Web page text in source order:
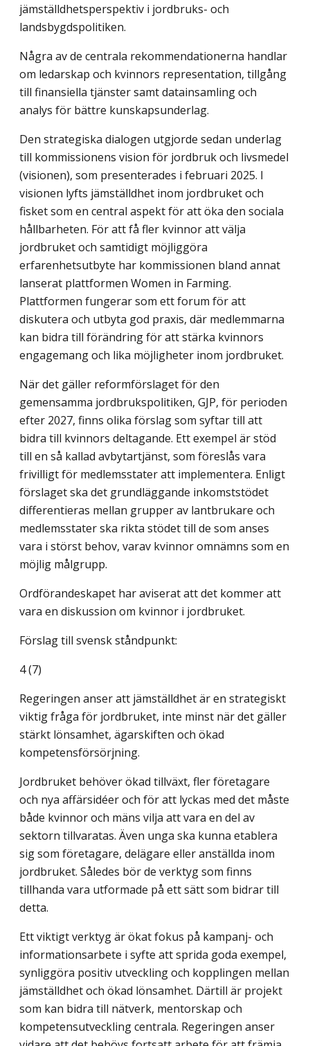
jämställdhetsperspektiv i jordbruks- och
landsbygdspolitiken.
Några av de centrala rekommendationerna handlar
om ledarskap och kvinnors representation, tillgång
till finansiella tjänster samt datainsamling och
analys för bättre kunskapsunderlag.
Den strategiska dialogen utgjorde sedan underlag
till kommissionens vision för jordbruk och livsmedel
(visionen), som presenterades i februari 2025. I
visionen lyfts jämställdhet inom jordbruket och
fisket som en central aspekt för att öka den sociala
hållbarheten. För att få fler kvinnor att välja
jordbruket och samtidigt möjliggöra
erfarenhetsutbyte har kommissionen bland annat
lanserat plattformen Women in Farming.
Plattformen fungerar som ett forum för att
diskutera och utbyta god praxis, där medlemmarna
kan bidra till förändring för att stärka kvinnors
engagemang och lika möjligheter inom jordbruket.
När det gäller reformförslaget för den
gemensamma jordbrukspolitiken, GJP, för perioden
efter 2027, finns olika förslag som syftar till att
bidra till kvinnors deltagande. Ett exempel är stöd
till en så kallad avbytartjänst, som föreslås vara
frivilligt för medlemsstater att implementera. Enligt
förslaget ska det grundläggande inkomststödet
differentieras mellan grupper av lantbrukare och
medlemsstater ska rikta stödet till de som anses
vara i störst behov, varav kvinnor omnämns som en
möjlig målgrupp.
Ordförandeskapet har aviserat att det kommer att
vara en diskussion om kvinnor i jordbruket.
Förslag till svensk ståndpunkt:
4 (7)
Regeringen anser att jämställdhet är en strategiskt
viktig fråga för jordbruket, inte minst när det gäller
stärkt lönsamhet, ägarskiften och ökad
kompetensförsörjning.
Jordbruket behöver ökad tillväxt, fler företagare
och nya affärsidéer och för att lyckas med det måste
både kvinnor och mäns vilja att vara en del av
sektorn tillvaratas. Även unga ska kunna etablera
sig som företagare, delägare eller anställda inom
jordbruket. Således bör de verktyg som finns
tillhanda vara utformade på ett sätt som bidrar till
detta.
Ett viktigt verktyg är ökat fokus på kampanj- och
informationsarbete i syfte att sprida goda exempel,
synliggöra positiv utveckling och kopplingen mellan
jämställdhet och ökad lönsamhet. Därtill är projekt
som kan bidra till nätverk, mentorskap och
kompetensutveckling centrala. Regeringen anser